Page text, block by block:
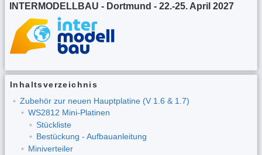
INTERMODELLBAU - Dortmund - 22.-25. April 2027
Inhaltsverzeichnis
Zubehör zur neuen Hauptplatine (V 1.6 & 1.7)
WS2812 Mini-Platinen
Stückliste
Bestückung - Aufbauanleitung
Miniverteiler